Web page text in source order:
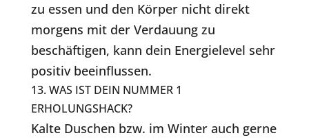
zu essen und den Körper nicht direkt
morgens mit der Verdauung zu
beschäftigen, kann dein Energielevel sehr
positiv beeinflussen.
13. WAS IST DEIN NUMMER 1
ERHOLUNGSHACK?
Kalte Duschen bzw. im Winter auch gerne